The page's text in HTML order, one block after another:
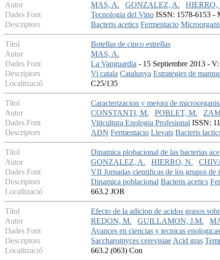
Autor
MAS, A. GONZALEZ, A.
HIERRO,
Dades Font
Tecnologia del Vino ISSN: 1578-6153 -
Descriptors
Bacteris acetics Fermentacio
Títol
Botellas de cinco estrellas
Autor
MAS, A.
Dades Font
La Vanguardia - 15 Septiembre 2013 -
Descriptors
Vi catala Catalunya Estrategies de
Localització
C25/135
Títol
Caracterizacion y mejora de
Autor
CONSTANTI, M. POBLET, M.
Dades Font
Viticultura Enologia Profesional ISSN:
Descriptors
ADN Fermentacio Llevats Bacteris
Títol
Dinamica plobacional de las bacterias
Autor
GONZALEZ, A. HIERRO, N.
Dades Font
VII Jornadas cientificas de los grupos de
Descriptors
Dinamica poblacional Bacteris acetics
Localització
663.2 JOR
Títol
Efecto de la adicion de acidos grasos
Autor
REDON, M. GUILLAMON, J.M.
Dades Font
Avances en ciencias y tecnicas enologicas
Descriptors
Saccharomyces cerevisiaeAcid gras
Localització
663.2 (063) Con